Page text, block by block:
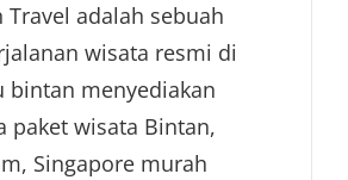
Travel adalah sebuah
wisata resmi di
bintan menyediakan
paket wisata Bintan,
Singapore murah